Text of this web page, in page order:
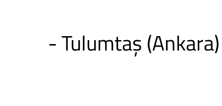
- Tulumtaş (Ankara)